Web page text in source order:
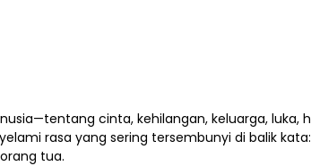
cinta, kehilangan, keluarga, luka,
rasa yang sering tersembunyi di balik
tua.